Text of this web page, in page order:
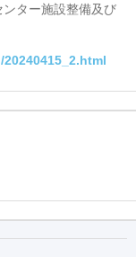
ター施設整備及び